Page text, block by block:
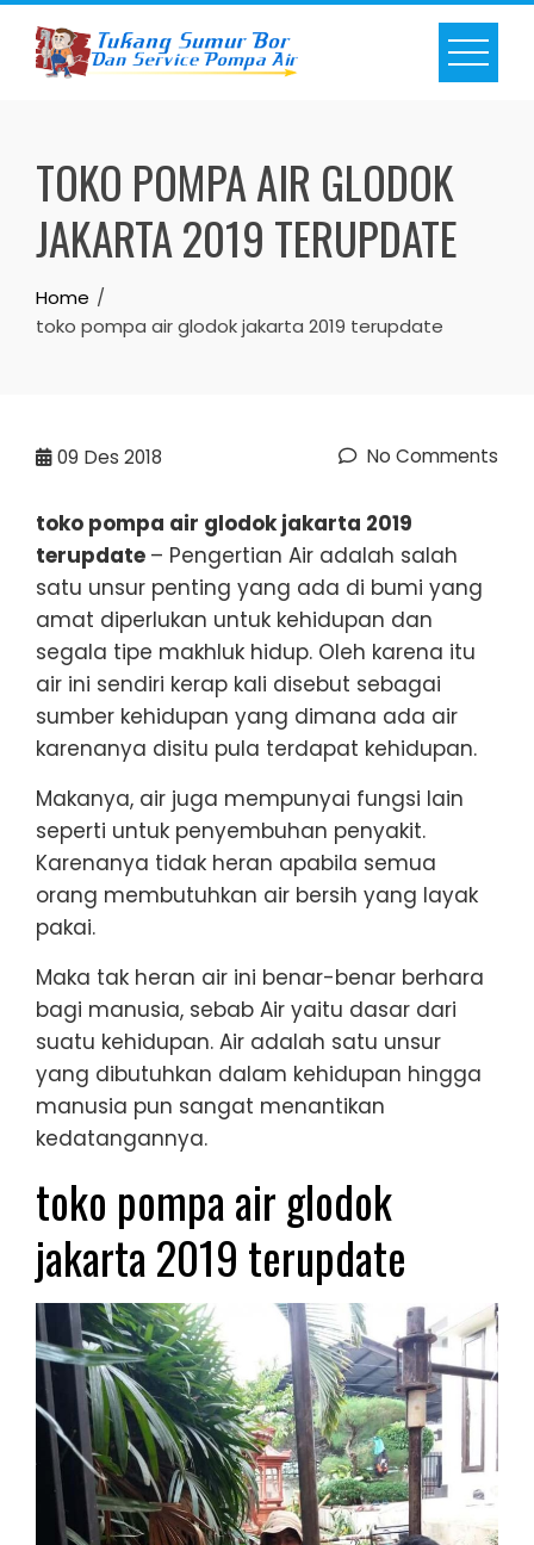
Skip
content
TOKO POMPA AIR GLODOK
JAKARTA 2019 TERUPDATE
Home
toko pompa air glodok jakarta 2019 terupdate
09 Des 2018 No Comments
toko pompa air glodok jakarta 2019
terupdate – Pengertian Air adalah salah
satu unsur penting yang ada di bumi yang
amat diperlukan untuk kehidupan dan
segala tipe makhluk hidup. Oleh karena itu
air ini sendiri kerap kali disebut sebagai
sumber kehidupan yang dimana ada air
karenanya disitu pula terdapat kehidupan.
Makanya, air juga mempunyai fungsi lain
seperti untuk penyembuhan penyakit.
Karenanya tidak heran apabila semua
orang membutuhkan air bersih yang layak
pakai.
Maka tak heran air ini benar-benar berhara
bagi manusia, sebab Air yaitu dasar dari
suatu kehidupan. Air adalah satu unsur
yang dibutuhkan dalam kehidupan hingga
manusia pun sangat menantikan
kedatangannya.
toko pompa air glodok
jakarta 2019 terupdate